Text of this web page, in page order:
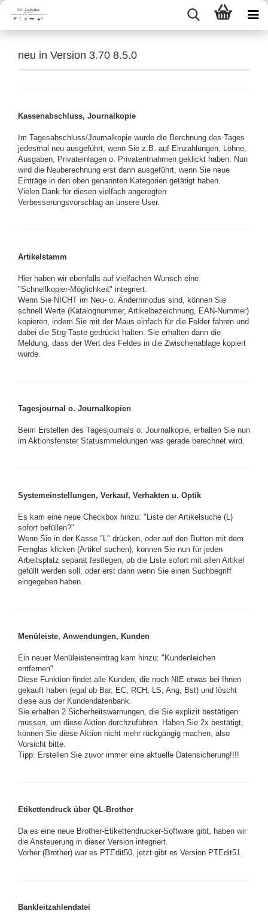
neu in Version 3.70 8.5.0
Kassenabschluss, Journalkopie
Im Tagesabschluss/Journalkopie wurde die Berchnung des Tages
jedesmal neu ausgeführt, wenn Sie z.B. auf Einzahlungen, Löhne,
Ausgaben, Privateinlagen o. Privatentnahmen geklickt haben. Nun
wird die Neuberechnung erst dann ausgeführt, wenn Sie neue
Einträge in den oben genannten Kategorien getätigt haben.
Vielen Dank für diesen vielfach angeregten
Verbesserungsvorschlag an unsere User.
Artikelstamm
Hier haben wir ebenfalls auf vielfachen Wunsch eine
"Schnellkopier-Möglichkeit" integriert.
Wenn Sie NICHT im Neu- o. Ändernmodus sind, können Sie
schnell Werte (Katalognummer, Artikelbezeichnung, EAN-Nummer)
kopieren, indem Sie mit der Maus einfach für die Felder fahren und
dabei die Strg-Taste gedrückt halten. Sie erhalten dann die
Meldung, dass der Wert des Feldes in die Zwischenablage kopiert
wurde.
Tagesjournal o. Journalkopien
Beim Erstellen des Tagesjournals o. Journalkopie, erhalten Sie nun
im Aktionsfenster Statusmmeldungen was gerade berechnet wird.
Systemeinstellungen, Verkauf, Verhakten u. Optik
Es kam eine neue Checkbox hinzu: "Liste der Artikelsuche (L)
sofort befüllen?"
Wenn Sie in der Kasse "L" drücken, oder auf den Button mit dem
Fernglas klicken (Artikel suchen), können Sie nun für jeden
Arbeitsplatz separat festlegen, ob die Liste sofort mit allen Artikel
gefüllt werden soll, oder erst dann wenn Sie einen Suchbegriff
eingegeben haben.
Menüleiste, Anwendungen, Kunden
Ein neuer Menüleisteneintrag kam hinzu: "Kundenleichen
entfernen"
Diese Funktion findet alle Kunden, die noch NIE etwas bei Ihnen
gekauft haben (egal ob Bar, EC, RCH, LS, Ang, Bst) und löscht
diese aus der Kundendatenbank.
Sie erhalten 2 Sicherheitswarnungen, die Sie explizit bestätigen
müssen, um diese Aktion durchzuführen. Haben Sie 2x bestätigt,
können Sie diese Aktion nicht mehr rückgängig machen, also
Vorsicht bitte.
Tipp: Erstellen Sie zuvor immer eine aktuelle Datensicherung!!!!
Etikettendruck über QL-Brother
Da es eine neue Brother-Etikettendrucker-Software gibt, haben wir
die Ansteuerung in dieser Version integriert.
Vorher (Brother) war es PTEdit50, jetzt gibt es Version PTEdit51
Bankleitzahlendatei